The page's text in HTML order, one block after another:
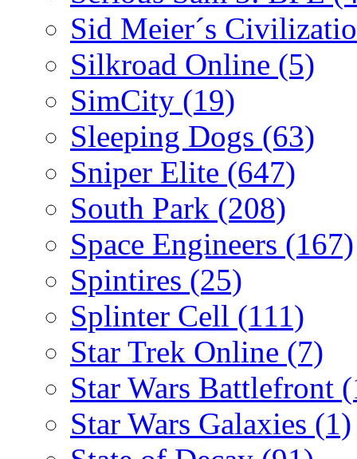
Sid Meier´s
Silkroad Online (5)
SimCity (19)
Sleeping Dogs (63)
Sniper Elite (647)
South Park (208)
Space Engineers (167)
Spintires (25)
Splinter Cell (111)
Star Trek Online (7)
Star Wars Battlefront
Star Wars Galaxies (1)